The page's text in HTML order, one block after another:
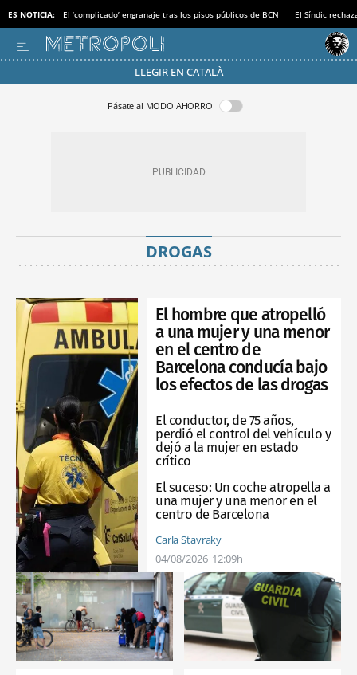
ES NOTICIA: El ‘complicado’ engranaje tras los pisos públicos de BCN El Síndic
LLEGIR EN CATALÀ
Pásate al MODO AHORRO
DROGAS
El hombre que atropelló
a una mujer y una menor
en el centro de
Barcelona conducía bajo
los efectos de las drogas
El conductor, de 75 años,
perdió el control del vehículo y
dejó a la mujer en estado
crítico
El suceso: Un coche atropella a
una mujer y una menor en el
centro de Barcelona
Carla Stavraky
04/08/2026 12:09h